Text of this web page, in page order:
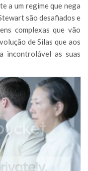
a um regime que nega
são desafiados e
complexas que vão
de Silas que aos
incontrolável as suas